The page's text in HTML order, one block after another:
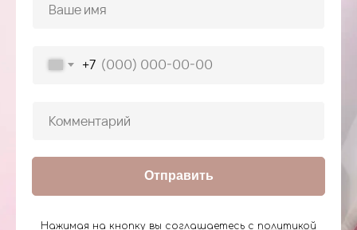
+7
Отправить
Нажимая на кнопку вы соглашаетесь с политикой